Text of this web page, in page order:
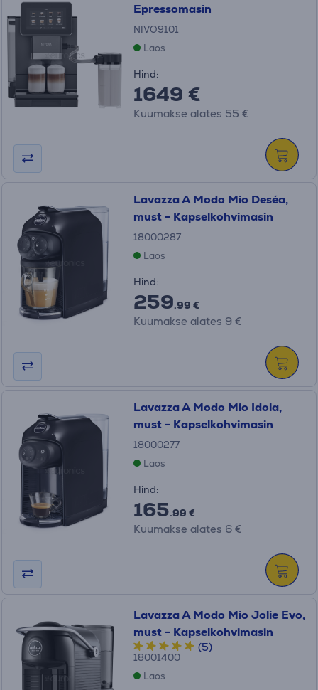
Epressomasin
NIVO9101
Laos
Hind:
1649 €
Kuumakse alates 55 €
Lavazza A Modo Mio Deséa,
must - Kapselkohvimasin
18000287
Laos
Hind:
259.99 €
Kuumakse alates 9 €
Lavazza A Modo Mio Idola,
must - Kapselkohvimasin
18000277
Laos
Hind:
165.99 €
Kuumakse alates 6 €
Lavazza A Modo Mio Jolie Evo,
must - Kapselkohvimasin
(5)
18001400
Laos